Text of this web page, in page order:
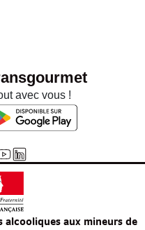
avec vous !
aux mineurs de